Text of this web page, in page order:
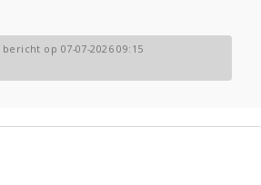
op 07-07-2026 09:15